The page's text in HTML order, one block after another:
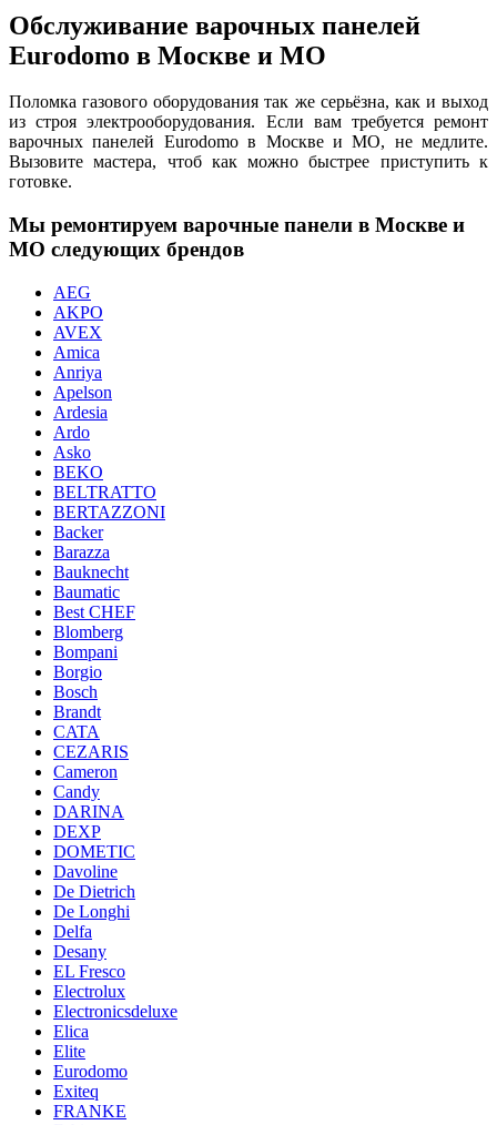
Обслуживание варочных панелей
Eurodomo в Москве и МО
Поломка газового оборудования так же серьёзна, как и выход
из строя электрооборудования. Если вам требуется ремонт
варочных панелей Eurodomo в Москве и МО, не медлите.
Вызовите мастера, чтоб как можно быстрее приступить к
готовке.
Мы ремонтируем варочные панели в Москве и
МО следующих брендов
AEG
AKPO
AVEX
Amica
Anriya
Apelson
Ardesia
Ardo
Asko
BEKO
BELTRATTO
BERTAZZONI
Backer
Barazza
Bauknecht
Baumatic
Best CHEF
Blomberg
Bompani
Borgio
Bosch
Brandt
CATA
CEZARIS
Cameron
Candy
DARINA
DEXP
DOMETIC
Davoline
De Dietrich
De Longhi
Delfa
Desany
EL Fresco
Electrolux
Electronicsdeluxe
Elica
Elite
Eurodomo
Exiteq
FRANKE